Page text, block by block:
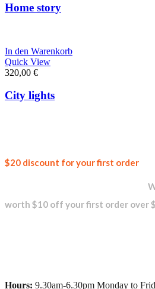
Home story
In den Warenkorb
Quick View
320,00 €
City lights
$20 discount for your first order
worth $10 off your first order over
Hours: 9.30am-6.30pm Monday to